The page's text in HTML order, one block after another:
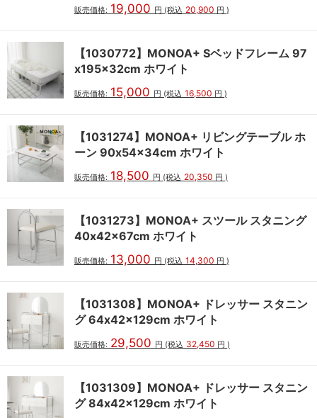
販売価格: 19,000 円 (税込 20,900 円 )
【1030772】MONOA+ Sベッドフレーム 97
x195x32cm ホワイト
販売価格: 15,000 円 (税込 16,500 円 )
【1031274】MONOA+ リビングテーブル ホ
ーン 90x54x34cm ホワイト
販売価格: 18,500 円 (税込 20,350 円 )
【1031273】MONOA+ スツール スタニング
40x42x67cm ホワイト
販売価格: 13,000 円 (税込 14,300 円 )
【1031308】MONOA+ ドレッサー スタニン
グ 64x42x129cm ホワイト
販売価格: 29,500 円 (税込 32,450 円 )
【1031309】MONOA+ ドレッサー スタニン
グ 84x42x129cm ホワイト